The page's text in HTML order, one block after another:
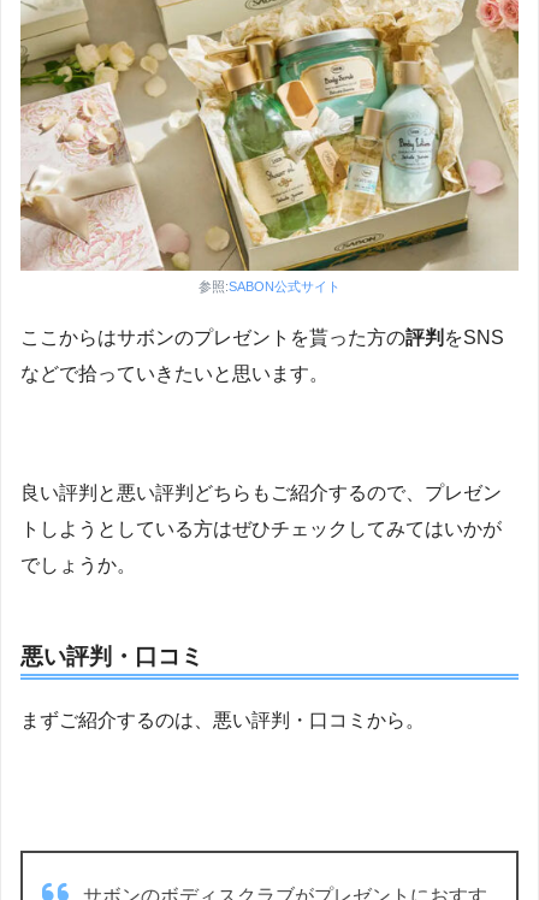
参照:SABON公式サイト
ここからはサボンのプレゼントを貰った方の評判 をSNS
などで拾っていきたいと思います。
良い評判と悪い評判どちらもご紹介するので、プレゼン
トしようとしている方はぜひチェックしてみてはいかが
でしょうか。
悪い評判・口コミ
まずご紹介するのは、悪い評判・口コミから。
サボンのボディスクラブがプレゼントにおすす